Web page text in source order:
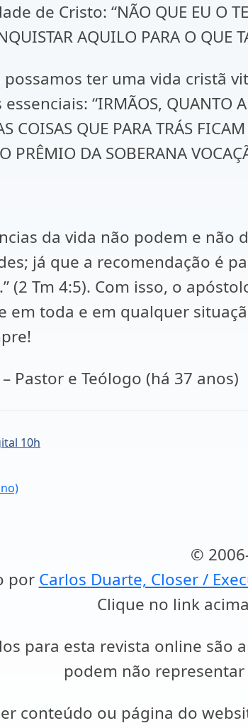
de Cristo: “NÃO QUE EU O
AQUILO PARA O QUE
possamos ter uma vida cristã
“IRMÃOS, QUANTO A
COISAS QUE PARA TRÁS
PRÊMIO DA SOBERANA
da vida não podem e
já que a recomendação é
(2 Tm 4:5). Com isso, o
em toda e em qualquer
Pastor e Teólogo (há 37 anos)
10h
©
por Carlos Duarte, Closer /
Clique no link
para esta revista online
podem não
conteúdo ou página do